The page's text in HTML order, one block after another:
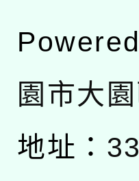
園市大
地址：